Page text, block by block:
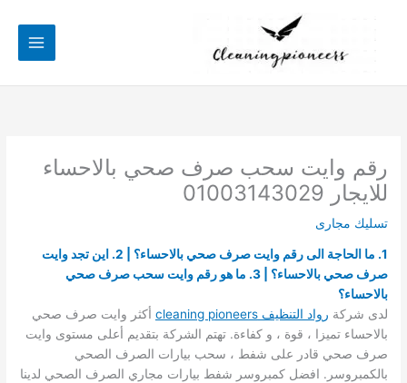
رقم وايت سحب صرف صحي بالاحساء
للايجار 01003143029
تسليك مجارى
1. ما الحاجة الى رقم وايت صرف صحي بالاحساء؟ | 2. اين تجد وايت
صرف صحي بالاحساء؟ | 3. ما هو رقم وايت سحب صرف صحي
بالاحساء؟
لدى شركة ر واد التنظيف cleaning pioneers
أكثر وايت صرف صحي
بالاحساء تميزا ، قوة ، و كفاءة. تهتم الشركة بتقديم أعلى مستوى وايت
صرف صحي قادر على شفط ، سحب بيارات الصرف الصحي
بالكمبروسر. افضل كمبروسر شفط بيارات مجاري الصرف الصحي لدينا